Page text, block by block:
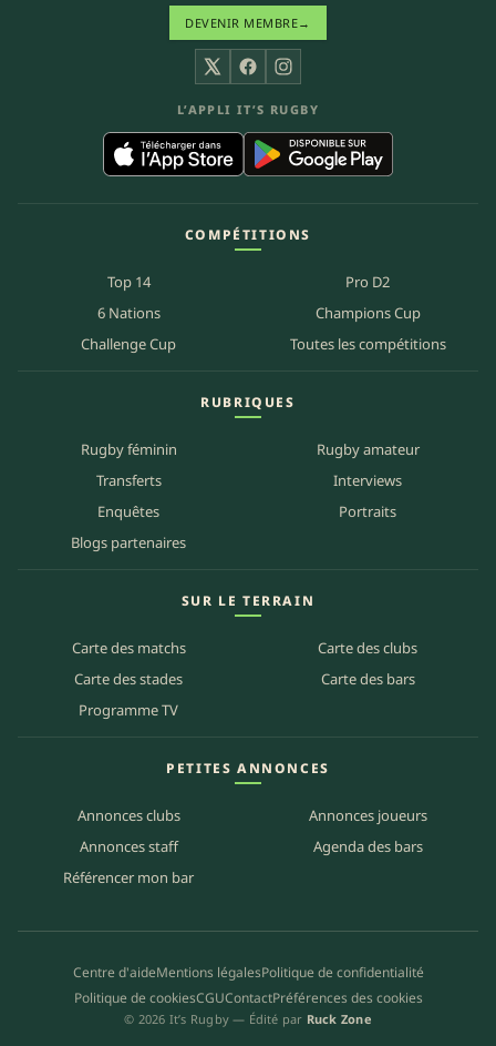
DEVENIR MEMBRE→
X FacebookInstagram
L’APPLI IT’S RUGBY
COMPÉTITIONS
Top 14
Pro D2
6 Nations
Champions Cup
Challenge Cup
Toutes les compétitions
RUBRIQUES
Rugby féminin
Rugby amateur
Transferts
Interviews
Enquêtes
Portraits
Blogs partenaires
SUR LE TERRAIN
Carte des matchs
Carte des clubs
Carte des stades
Carte des bars
Programme TV
PETITES ANNONCES
Annonces clubs
Annonces joueurs
Annonces staff
Agenda des bars
Référencer mon bar
Centre d'aideMentions légalesPolitique de confidentialité
Politique de cookiesCGUContactPréférences des cookies
© 2026 It’s Rugby — Édité par Ruck Zone